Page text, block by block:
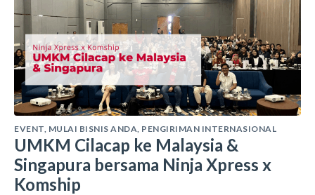
EVENT MULAI BISNIS ANDA PENGIRIMAN INTERNASIONAL
UMKM Cilacap ke Malaysia &
Singapura bersama Ninja Xpress x
Komship